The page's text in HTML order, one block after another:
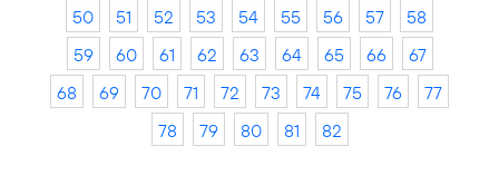
50
51 52 53 54 55 56 57
58
59
60 61 62 63 64 65 66
67
68
69 70 71 72 73 74 75 76
77
78
79 80 81 82